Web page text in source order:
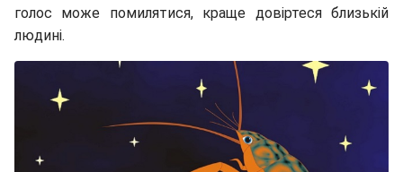
голос може помилятися, краще довіртеся близькій
людині.